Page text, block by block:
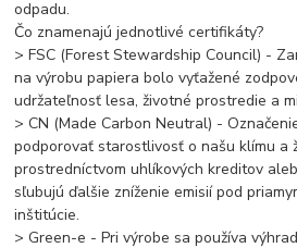
odpadu.
Čo znamenajú jednotlivé certifikáty?
> FSC (Forest Stewardship Council) -
na výrobu papiera bolo vyťažené
udržateľnosť lesa, životné prostredie a
> CN (Made Carbon Neutral) -
podporovať starostlivosť o našu klímu a
prostredníctvom uhlíkových kreditov
sľubujú ďalšie zníženie emisií pod
inštitúcie.
> Green-e - Pri výrobe sa používa